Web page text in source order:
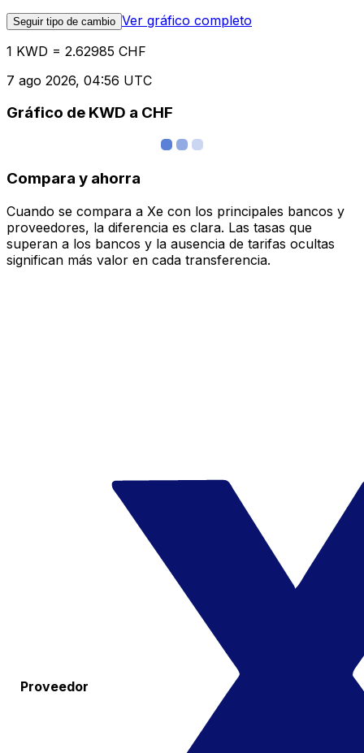
Seguir tipo de cambio Ver gráfico completo
1 KWD = 2.62985 CHF
7 ago 2026, 04:56 UTC
Gráfico de KWD a CHF
Compara y ahorra
Cuando se compara a Xe con los principales bancos y
proveedores, la diferencia es clara. Las tasas que
superan a los bancos y la ausencia de tarifas ocultas
significan más valor en cada transferencia.
Proveedor